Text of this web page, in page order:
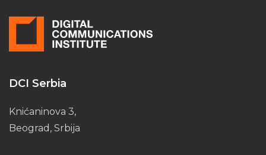
DCI Serbia
Knićaninova 3,
Beograd, Srbija